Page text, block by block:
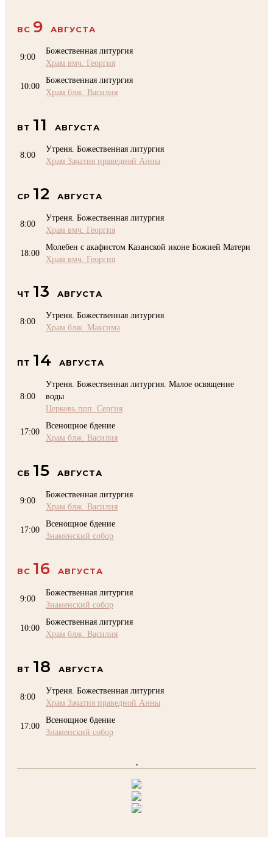
ВС 9 АВГУСТА
9:00
Божественная литургия
Храм вмч. Георгия
10:00
Божественная литургия
Храм блж. Василия
ВТ 11 АВГУСТА
8:00
Утреня. Божественная литургия
Храм Зачатия праведной Анны
СР 12 АВГУСТА
8:00
Утреня. Божественная литургия
Храм вмч. Георгия
18:00
Молебен с акафистом Казанской иконе Божией Матери
Храм вмч. Георгия
ЧТ 13 АВГУСТА
8:00
Утреня. Божественная литургия
Храм блж. Максима
ПТ 14 АВГУСТА
8:00
Утреня. Божественная литургия. Малое освящение
воды
Церковь прп. Сергия
17:00
Всенощное бдение
Храм блж. Василия
СБ 15 АВГУСТА
9:00
Божественная литургия
Храм блж. Василия
17:00
Всенощное бдение
Знаменский собор
ВС 16 АВГУСТА
9:00
Божественная литургия
Знаменский собор
10:00
Божественная литургия
Храм блж. Василия
ВТ 18 АВГУСТА
8:00
Утреня. Божественная литургия
Храм Зачатия праведной Анны
17:00
Всенощное бдение
Знаменский собор
.